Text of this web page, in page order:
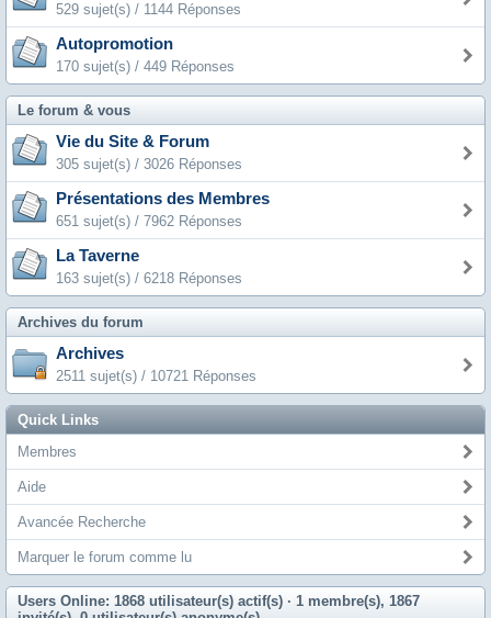
529 sujet(s) / 1144 Réponses
Autopromotion
170 sujet(s) / 449 Réponses
Le forum & vous
Vie du Site & Forum
305 sujet(s) / 3026 Réponses
Présentations des Membres
651 sujet(s) / 7962 Réponses
La Taverne
163 sujet(s) / 6218 Réponses
Archives du forum
Archives
2511 sujet(s) / 10721 Réponses
Quick Links
Membres
Aide
Avancée Recherche
Marquer le forum comme lu
Users Online: 1868 utilisateur(s) actif(s) · 1 membre(s), 1867